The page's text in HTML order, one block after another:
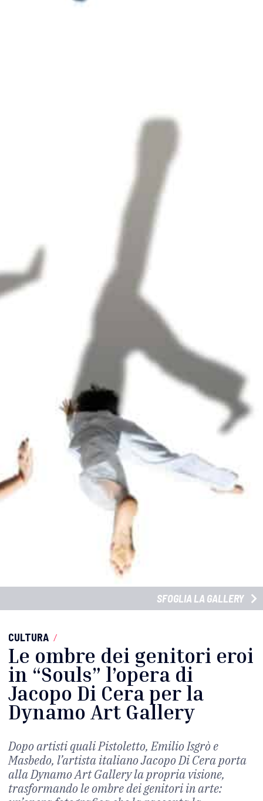
SFOGLIA LA GALLERY
CULTURA /
Le ombre dei genitori eroi
in “Souls” l’opera di
Jacopo Di Cera per la
Dynamo Art Gallery
Dopo artisti quali Pistoletto, Emilio Isgrò e
Masbedo, l’artista italiano Jacopo Di Cera porta
alla Dynamo Art Gallery la propria visione,
trasformando le ombre dei genitori in arte: